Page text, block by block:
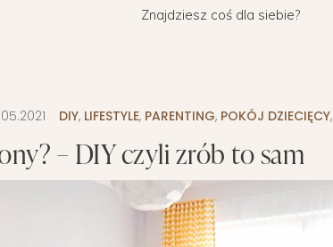
PORADY DLA RODZICÓW
ROZSZERZANIE DIETY
WÓZKI DZIECIĘCE
WAKACJE Z DZIEĆMI
URODA
ZDROWIE
WYPRAWKA
Znajdziesz coś dla siebie?
DIY, LIFESTYLE, PARENTING, POKÓJ DZIECIĘCY,
– DIY czyli zrób to sam